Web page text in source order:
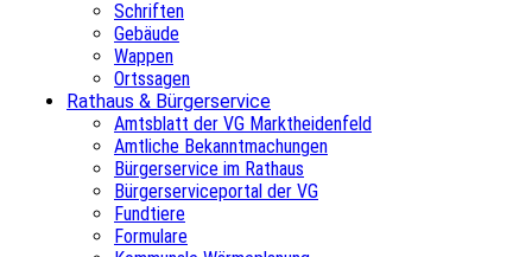
Schriften
Gebäude
Wappen
Ortssagen
Rathaus & Bürgerservice
Amtsblatt der VG Marktheidenfeld
Amtliche Bekanntmachungen
Bürgerservice im Rathaus
Bürgerserviceportal der VG
Fundtiere
Formulare